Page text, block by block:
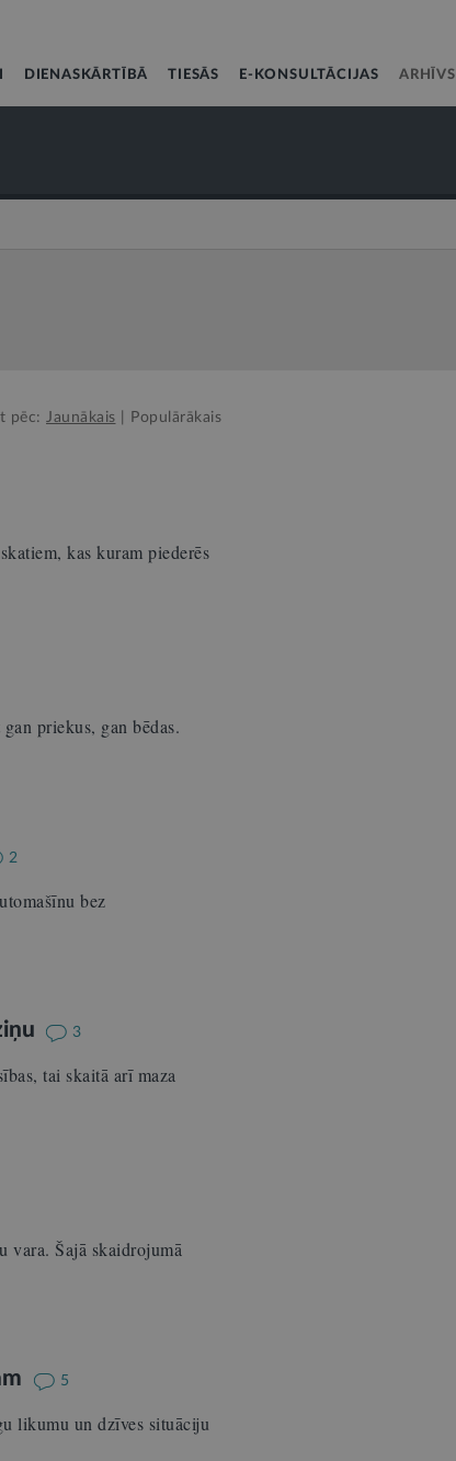
DIENASKĀRTĪBĀ TIESĀS E-KONSULTĀCIJAS ARHĪVS
pēc: Jaunākais Populārākais
kas kuram piederēs
priekus, gan bēdas.
2
bez
3
tai skaitā arī maza
vara. Šajā skaidrojumā
5
likumu un dzīves situāciju